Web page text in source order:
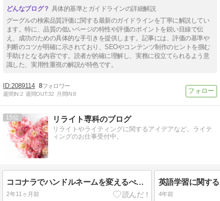
具体的基準とガイドラインの詳細解説
グーグルの検索品質評価に関する最新のガイドラインを丁寧に解説してい
ます。特に、品質の低いページの特性や評価のポイントを鋭い目線で伝
え、成功のための具体的な手引きを提供します。記事には、評価の基準や
判断のコツが明確に示されており、SEOやコンテンツ制作のヒントを掴む
手助けとなる内容です。読者が的確に理解し、実務に役立てられるよう意
識した、実用性重視の解説が特色です。
2089114 8
週間IN:2 週間OUT:32 月間IN:8
15 リライト専科のブログ
リライトやライティングに関するアイデアなど。ライテ
ィングのお仕事受付中。
ココナラでハンドルネームを変えるべきか検討中
2年11ヶ月前 4年前